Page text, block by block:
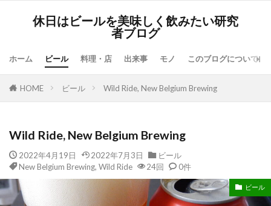
休日はビールを美味しく飲みたい研究
者ブログ
ホーム ビール 料理・店 出来事 モノ このブログについて
HOME ビール Wild Ride, New Belgium Brewing
Wild Ride, New Belgium Brewing
2022年4月19日 2022年7月3日
ビール
New Belgium Brewing, Wild Ride 24回 0件
ビール